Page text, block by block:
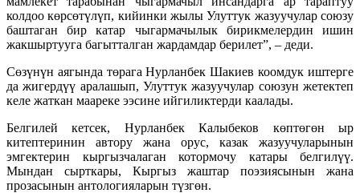
колдоо көрсөтүлүп, кийинки жылы Улуттук жазуучулар союзу
баштаган бир катар чыгармачылык бирикмелердин ишин
жакшыртууга багытталган жардамдар берилет”, – деди.
Сөзүнүн аягында төрага Нурланбек Шакиев коомдук иштерге
да жигердүү аралашып, Улуттук жазуучулар союзун жетектеп
келе жаткан маареке ээсине ийгиликтерди каалады.
Белгилей кетсек, Нурланбек Калыбеков көптөгөн ыр
китептеринин автору жана орус, казак жазуучуларынын
эмгектерин кыргызчалаган котормочу катары белгилүү.
Мындан сырткары, Кыргыз жаштар поэзиясынын жана
прозасынын антологияларын түзгөн.